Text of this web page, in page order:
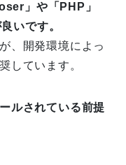
」や「PHP」
いです。
、開発環境によっ
しています。
ルされている前提